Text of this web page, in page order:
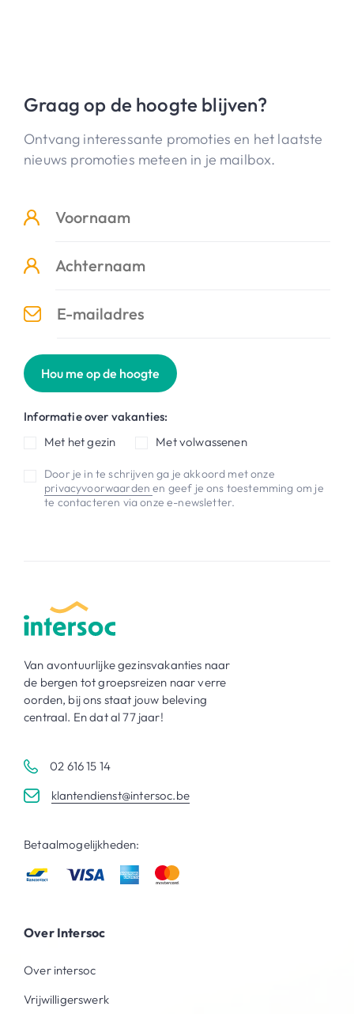
Graag op de hoogte blijven?
Ontvang interessante promoties en het laatste
nieuws promoties meteen in je mailbox.
Hou me op de hoogte
Informatie over vakanties:
Met het gezin
Met volwassenen
Door je in te schrijven ga je akkoord met onze
privacyvoorwaardenen geef je ons toestemming om je
te contacteren via onze e-newsletter.
Van avontuurlijke gezinsvakanties naar
de bergen tot groepsreizen naar verre
oorden, bij ons staat jouw beleving
centraal. En dat al 77 jaar!
02 616 15 14
klantendienst@intersoc.be
Betaalmogelijkheden:
Over Intersoc
Over intersoc
Vrijwilligerswerk